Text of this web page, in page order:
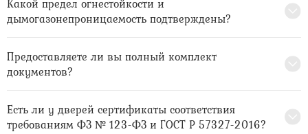
Какой предел огнестойкости и
дымогазонепроницаемость подтверждены?
Предоставляете ли вы полный комплект
документов?
Есть ли у дверей сертификаты соответствия
требованиям ФЗ № 123-ФЗ и ГОСТ Р 57327-2016?